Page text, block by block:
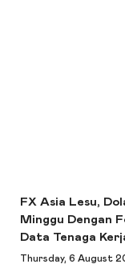
FX Asia Lesu,
Minggu Dengan
Data Tenaga
Thursday, 6 August